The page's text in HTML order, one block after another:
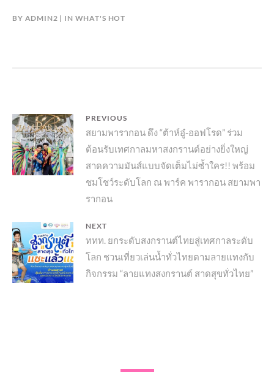
BY ADMIN2 IN WHAT'S HOT
แนะแนว
เรื่อง
PREVIOUS
Previous
post:
สยามพารากอน ดึง “ต้าห์อู๋-ออฟโรด” ร่วม
ต้อนรับเทศกาลมหาสงกรานต์อย่างยิ่งใหญ่
สาดความมันส์แบบจัดเต็มไม่ซ้ำใคร!! พร้อม
ชมโชว์ระดับโลก ณ พาร์ค พารากอน สยามพา
รากอน
NEXT
Next
post:
ททท. ยกระดับสงกรานต์ไทยสู่เทศกาลระดับ
โลก ชวนเที่ยวเล่นน้ำทั่วไทยตามลายแทงกับ
กิจกรรม “ลายแทงสงกรานต์ สาดสุขทั่วไทย”